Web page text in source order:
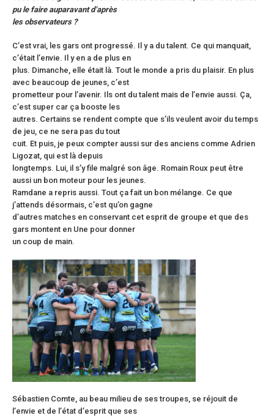
pu le faire auparavant d’après
les observateurs ?
C’est vrai, les gars ont progressé. Il y a du talent. Ce qui manquait,
c’était l’envie. Il y en a de plus en
plus. Dimanche, elle était là. Tout le monde a pris du plaisir. En plus
avec beaucoup de jeunes, c’est
prometteur pour l’avenir. Ils ont du talent mais de l’envie aussi. Ça,
c’est super car ça booste les
autres. Certains se rendent compte que s’ils veulent avoir du temps
de jeu, ce ne sera pas du tout
cuit. Et puis, je peux compter aussi sur des anciens comme Adrien
Ligozat, qui est là depuis
longtemps. Lui, il s’y file malgré son âge. Romain Roux peut être
aussi un bon moteur pour les jeunes.
Ramdane a repris aussi. Tout ça fait un bon mélange. Ce que
j’attends désormais, c’est qu’on gagne
d’autres matches en conservant cet esprit de groupe et que des
gars montent en Une pour donner
un coup de main.
Sébastien Comte, au beau milieu de ses troupes, se réjouit de
l’envie et de l’état d’esprit que ses